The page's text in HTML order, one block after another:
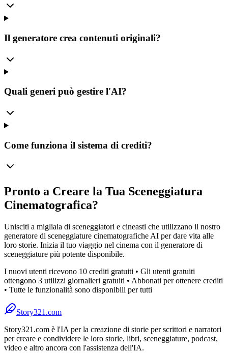
Il generatore crea contenuti originali?
Quali generi può gestire l'AI?
Come funziona il sistema di crediti?
Pronto a Creare la Tua Sceneggiatura
Cinematografica?
Unisciti a migliaia di sceneggiatori e cineasti che utilizzano il nostro
generatore di sceneggiature cinematografiche AI per dare vita alle
loro storie. Inizia il tuo viaggio nel cinema con il generatore di
sceneggiature più potente disponibile.
I nuovi utenti ricevono 10 crediti gratuiti • Gli utenti gratuiti
ottengono 3 utilizzi giornalieri gratuiti • Abbonati per ottenere crediti
• Tutte le funzionalità sono disponibili per tutti
Story321.com
Story321.com è l'IA per la creazione di storie per scrittori e narratori
per creare e condividere le loro storie, libri, sceneggiature, podcast,
video e altro ancora con l'assistenza dell'IA.